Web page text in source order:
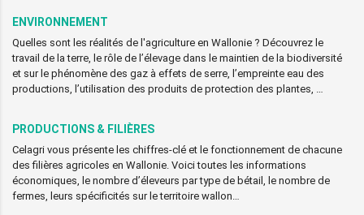
ENVIRONNEMENT
Quelles sont les réalités de l'agriculture en Wallonie ? Découvrez le
travail de la terre, le rôle de l’élevage dans le maintien de la biodiversité
et sur le phénomène des gaz à effets de serre, l’empreinte eau des
productions, l’utilisation des produits de protection des plantes, …
PRODUCTIONS & FILIÈRES
Celagri vous présente les chiffres-clé et le fonctionnement de chacune
des filières agricoles en Wallonie. Voici toutes les informations
économiques, le nombre d’éleveurs par type de bétail, le nombre de
fermes, leurs spécificités sur le territoire wallon…